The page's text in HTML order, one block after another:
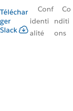
Téléchar
ger
Slack
Conf
identi
alité
Co
nditi
ons